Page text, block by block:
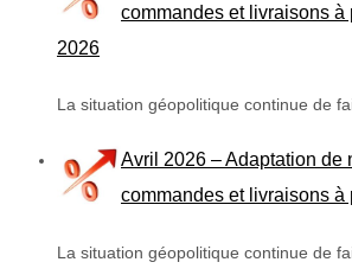
commandes et livraisons à
2026
La situation géopolitique continue de
Avril 2026 – Adaptation de
commandes et livraisons à
La situation géopolitique continue de